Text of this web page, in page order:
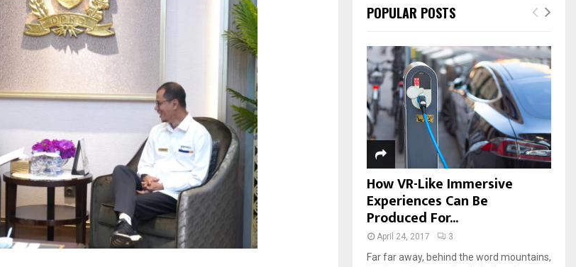
POPULAR POSTS
How VR-Like Immersive
Experiences Can Be
Produced For...
April 24, 2017 3
Far far away, behind the word mountains,